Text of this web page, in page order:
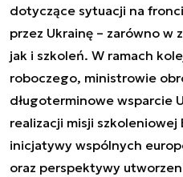
dotyczące sytuacji na
przez Ukrainę – zarówno w
jak i szkoleń. W ramach
roboczego, ministrowie
długoterminowe wsparcie
realizacji misji szkoleniowej
inicjatywy wspólnych
oraz perspektywy